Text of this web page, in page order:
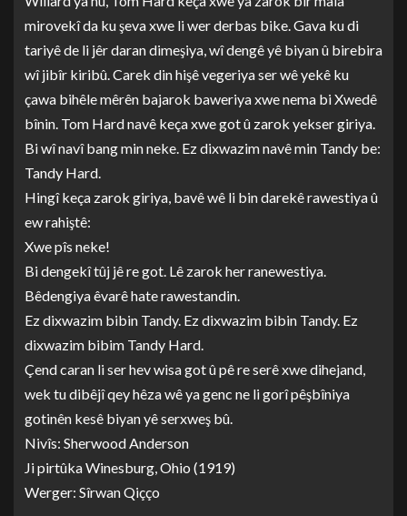
mirovekî da ku şeva xwe li wer derbas bike. Gava ku di
tariyê de li jêr daran dimeşiya, wî dengê yê biyan û birebira
wî jibîr kiribû. Carek din hişê vegeriya ser wê yekê ku
çawa bihêle mêrên bajarok baweriya xwe nema bi Xwedê
bînin. Tom Hard navê keça xwe got û zarok yekser giriya.
Bi wî navî bang min neke. Ez dixwazim navê min Tandy be:
Tandy Hard.
Hingî keça zarok giriya, bavê wê li bin darekê rawestiya û
ew rahiştê:
Xwe pîs neke!
Bi dengekî tûj jê re got. Lê zarok her ranewestiya.
Bêdengiya êvarê hate rawestandin.
Ez dixwazim bibin Tandy. Ez dixwazim bibin Tandy. Ez
dixwazim bibim Tandy Hard.
Çend caran li ser hev wisa got û pê re serê xwe dihejand,
wek tu dibêjî qey hêza wê ya genc ne li gorî pêşbîniya
gotinên kesê biyan yê serxweş bû.
Nivîs: Sherwood Anderson
Ji pirtûka Winesburg, Ohio (1919)
Werger: Sîrwan Qiçço